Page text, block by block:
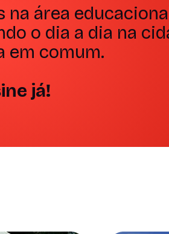
área
o dia a dia na
em comum.
já!